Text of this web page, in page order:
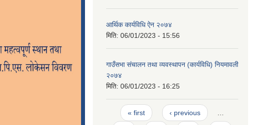
आर्थिक कार्यविधि ऐन २०७४
मिति: 06/01/2023 - 15:56
गाउँसभा संचालन तथा व्यवस्थापन (कार्यविधि) नियमावली
२०७४
मिति: 06/01/2023 - 16:25
Pages
« first ‹ previous